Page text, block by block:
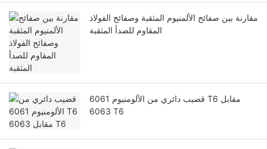
مقارنة بين صفائح الألمنيوم المثقبة وصفائح الفولاذ
المقاوم للصدأ المثقبة
قضيب دائري من الألومنيوم 6061 T6 مقابل
6063 T6